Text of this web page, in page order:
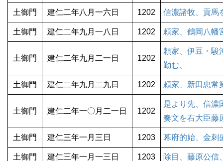
土御門 建仁二年八月一六日 1202 信濃諸牧、貢馬
土御門 建仁二年九月一八日 1202 頼家、鶴岡八幡
土御門 建仁二年九月二一日 1202
頼家、伊豆・駿
勤む、
土御門 建仁二年九月二九日 1202 頼家、新田忠常
土御門 建仁二年一〇月二一日 1202
是より先、信濃
奏文を右大臣藤
土御門 建仁三年一月三日 1203 幕府的始、金刺
土御門 建仁三年一月一三日 1203 除目、藤原公信